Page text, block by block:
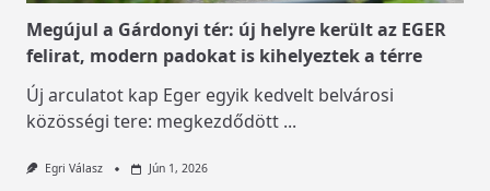
Megújul a Gárdonyi tér: új helyre került az EGER
felirat, modern padokat is kihelyeztek a térre
Új arculatot kap Eger egyik kedvelt belvárosi
közösségi tere: megkezdődött ...
Egri Válasz Jún 1, 2026